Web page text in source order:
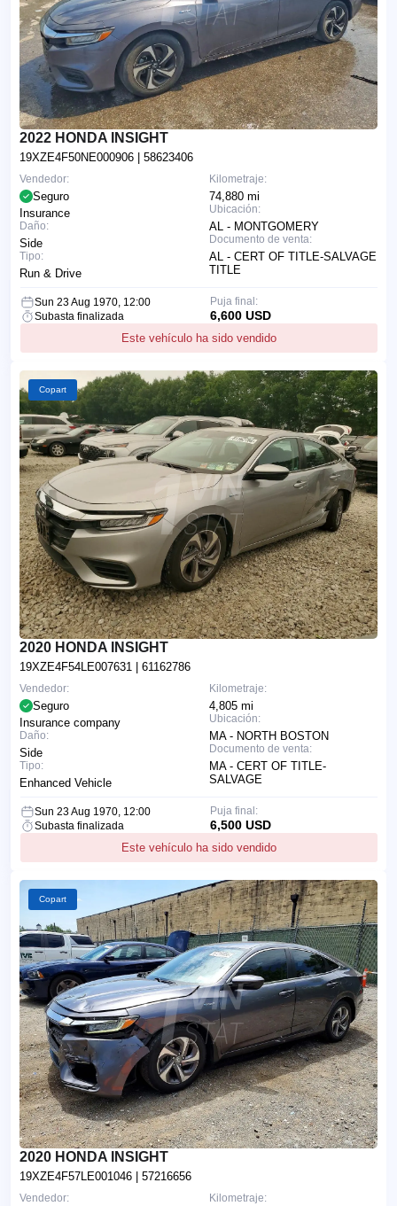
2022 HONDA INSIGHT
19XZE4F50NE000906 | 58623406
Kilometraje:
74,880 mi
Ubicación:
AL - MONTGOMERY
Documento de venta:
AL - CERT OF TITLE-SALVAGE
TITLE
Vendedor:
Seguro
Insurance
Daño:
Side
Tipo:
Run & Drive
Sun 23 Aug 1970, 12:00
Subasta finalizada
Este vehículo ha sido vendido
Puja final:
6,600 USD
Copart
2020 HONDA INSIGHT
19XZE4F54LE007631 | 61162786
Kilometraje:
4,805 mi
Ubicación:
MA - NORTH BOSTON
Documento de venta:
MA - CERT OF TITLE-
SALVAGE
Vendedor:
Seguro
Insurance company
Daño:
Side
Tipo:
Enhanced Vehicle
Sun 23 Aug 1970, 12:00
Subasta finalizada
Este vehículo ha sido vendido
Puja final:
6,500 USD
Copart
2020 HONDA INSIGHT
19XZE4F57LE001046 | 57216656
Kilometraje:
Vendedor: